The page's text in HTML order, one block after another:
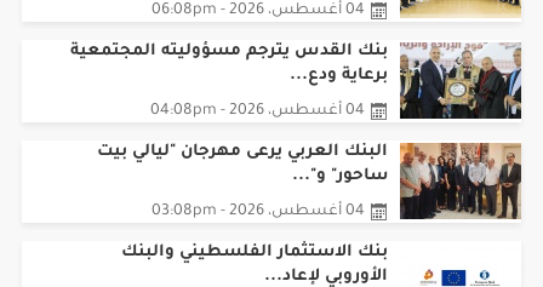
04 أغسطس، 2026 - 06:08pm
بنك القدس يترجم مسؤوليته المجتمعية
برعاية ودع...
04 أغسطس، 2026 - 04:08pm
البنك العربي يرعى مهرجان "ليالي بيت
ساحور" و"...
04 أغسطس، 2026 - 03:08pm
بنك الاستثمار الفلسطيني والبنك
الأوروبي لإعاد...